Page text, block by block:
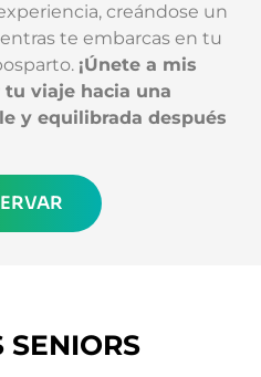
creándose un
te embarcas en tu
¡Únete a mis
tu viaje hacia una
y equilibrada después
SENIORS